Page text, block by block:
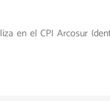
en el CPI Arcosur